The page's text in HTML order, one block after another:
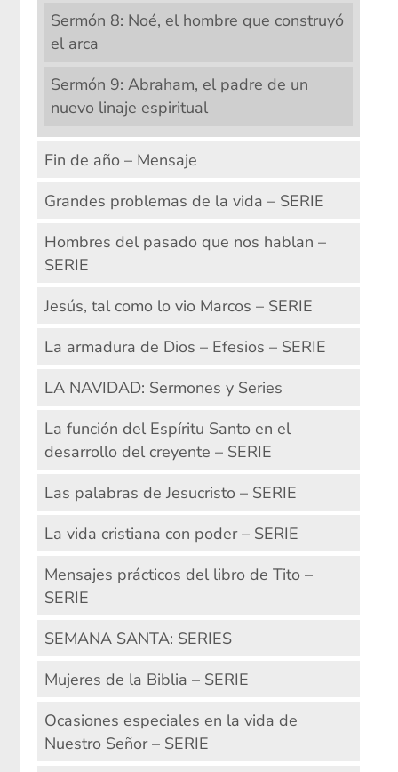
Sermón 8: Noé, el hombre que construyó
el arca
Sermón 9: Abraham, el padre de un
nuevo linaje espiritual
Fin de año – Mensaje
Grandes problemas de la vida – SERIE
Hombres del pasado que nos hablan –
SERIE
Jesús, tal como lo vio Marcos – SERIE
La armadura de Dios – Efesios – SERIE
LA NAVIDAD: Sermones y Series
La función del Espíritu Santo en el
desarrollo del creyente – SERIE
Las palabras de Jesucristo – SERIE
La vida cristiana con poder – SERIE
Mensajes prácticos del libro de Tito –
SERIE
SEMANA SANTA: SERIES
Mujeres de la Biblia – SERIE
Ocasiones especiales en la vida de
Nuestro Señor – SERIE